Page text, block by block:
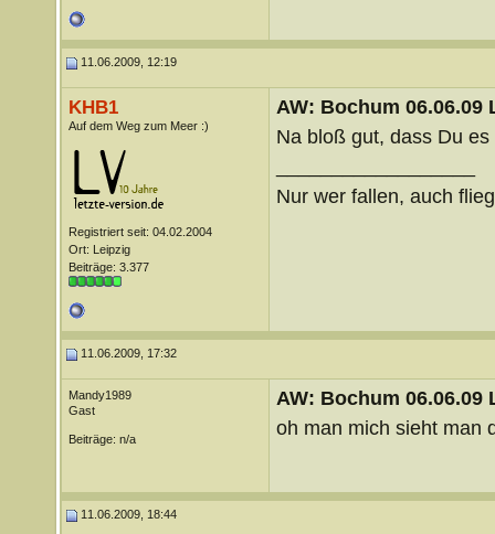
11.06.2009, 12:19
KHB1
Auf dem Weg zum Meer :)
Registriert seit: 04.02.2004
Ort: Leipzig
Beiträge: 3.377
AW: Bochum 06.06.09
Na bloß gut, dass Du
Nur wer fallen, auch
11.06.2009, 17:32
Mandy1989
Gast
Beiträge: n/a
AW: Bochum 06.06.09
oh man mich sieht man
11.06.2009, 18:44